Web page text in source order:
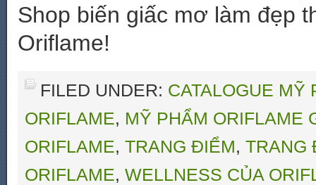
Shop biến giấc mơ làm đẹp
Oriflame!
FILED UNDER: CATALOGUE MỸ
ORIFLAME, MỸ PHẨM ORIFLAME
ORIFLAME, TRANG ĐIỂM, TRANG
ORIFLAME, WELLNESS CỦA